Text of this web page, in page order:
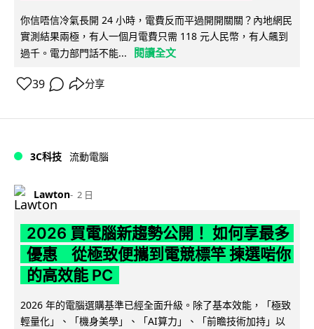
你信唔信冷氣長開 24 小時，電費反而平過開開關關？內地網民
實測結果兩極，有人一個月電費只需 118 元人民幣，有人飆到
過千。電力部門話不能...
閱讀全文
39 分享
3C科技 流動電腦
Lawton 2 日
2026 買電腦新趨勢公開！ 如何享最多
優惠 從極致便攜到電競標竿 揀選啱你
的高效能 PC
2026 年的電腦選購基準已經全面升級。除了基本效能，「極致
輕量化」、「機身美學」、「AI算力」、「前瞻技術加持」以